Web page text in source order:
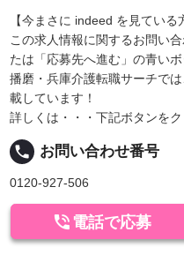
【今まさに indeed を見ている
この求人情報に関するお問い
たは「応募先へ進む」の青い
播磨・兵庫介護転職サーチで
載しています！
詳しくは・・・下記ボタンを
local_phone お問い合わせ番号
0120-927-506
 電話で応募